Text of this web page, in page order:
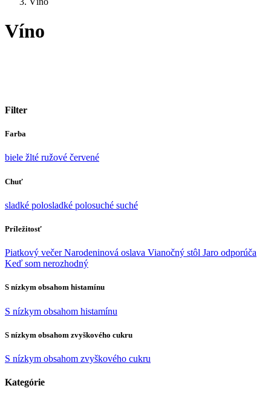
Víno
Filter
Farba
biele žlté ružové červené
Chuť
sladké polosladké polosuché suché
Príležitosť
Piatkový večerNarodeninová oslava Vianočný stôl Jaro odporúča
Keď som nerozhodný
S nízkym obsahom histamínu
S nízkym obsahom histamínu
S nízkym obsahom zvyškového cukru
S nízkym obsahom zvyškového cukru
Kategórie